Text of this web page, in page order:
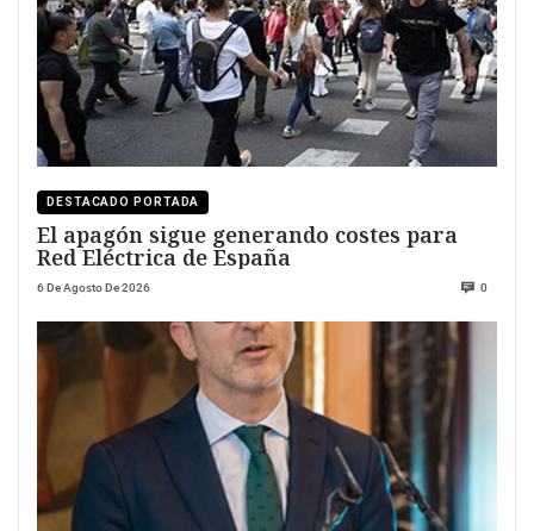
DESTACADO PORTADA
El apagón sigue generando costes para
Red Eléctrica de España
6 De Agosto De 2026 0